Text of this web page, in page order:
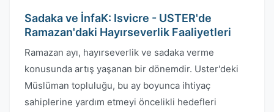
Sadaka ve İnfaK: Isvicre - USTER'de
Ramazan'daki Hayırseverlik Faaliyetleri
Ramazan ayı, hayırseverlik ve sadaka verme
konusunda artış yaşanan bir dönemdir. Uster'deki
Müslüman topluluğu, bu ay boyunca ihtiyaç
sahiplerine yardım etmeyi öncelikli hedefleri